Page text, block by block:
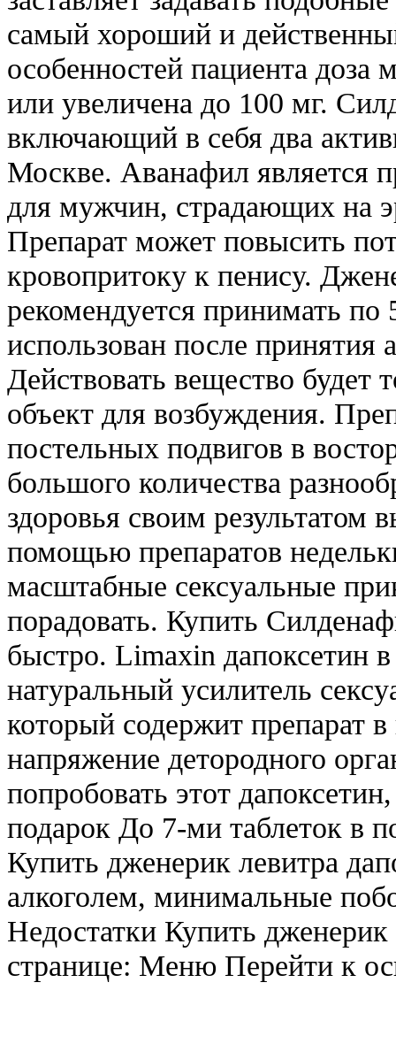
самый хороший и
особенностей пациента
или увеличена до 100 мг.
включающий в себя два
Москве. Аванафил является
для мужчин, страдающих на
Препарат может повысить
кровопритоку к пенису.
рекомендуется принимать
использован после принятия
Действовать вещество будет
объект для возбуждения.
постельных подвигов в
большого количества
здоровья своим
помощью препаратов
масштабные сексуальные
порадовать. Купить
быстро. Limaxin дапоксетин
натуральный усилитель
который содержит препарат
напряжение детородного
попробовать этот
подарок До 7-ми таблеток в
Купить дженерик левитра
алкоголем, минимальные
Недостатки Купить
странице: Меню Перейти к